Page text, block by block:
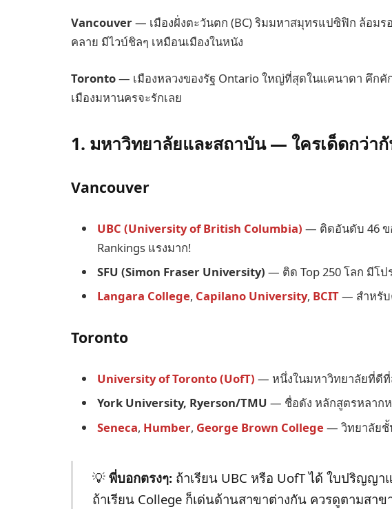
Vancouver— เมืองฝั่งตะวันตก (BC) ริมมหาสมุทรแปซิฟิก ล้อมร
คลาย มีไวบ์ชิลๆ เหมือนเมืองในหนัง
Toronto— เมืองหลวงของรัฐ Ontario ใหญ่ที่สุดในแคนาดา คึกคั
เมืองมหานครจะรักเลย
1. มหาวิทยาลัยและสถาบัน — ใครเด็ดกว่า
Vancouver
UBC (University of British Columbia) — ติดอันดับ 46 ข
Rankings แรงมาก!
SFU (Simon Fraser University) — ติด Top 250 โลก มีโป
Langara College, Capilano University, BCIT— สำหรับ
Toronto
University of Toronto (UofT) — หนึ่งในมหาวิทยาลัยที่ดีที่
York University, Ryerson/TMU — ชื่อดัง หลักสูตรหลาก
Seneca, Humber, George Brown College — วิทยาลัยชั้
💡 พี่บอกตรงๆ:ถ้าเรียน UBC หรือ UofT ได้ ใบปริญญ
ถ้าเรียน College ก็เด่นด้านสาขาต่างกัน ควรดูตามสา